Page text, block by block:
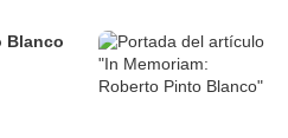
Blanco